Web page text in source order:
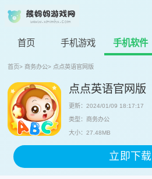
首页 手机游戏 手机软件
首页> 商务办公> 点点英语官网版
点点英语官网版
更新：2024/01/09 18:17:17
类型：商务办公
大小：27.48MB
立即下载